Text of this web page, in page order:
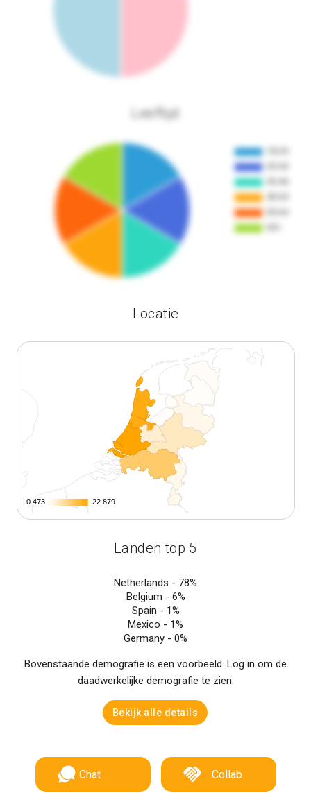
Leeftijd
Locatie
0.473
0.473 22.879
22.879
Landen top 5
Netherlands - 78%
Belgium - 6%
Spain - 1%
Mexico - 1%
Germany - 0%
Bovenstaande demografie is een voorbeeld. Log in om de
daadwerkelijke demografie te zien.
Bekijk alle details
Chat Collab